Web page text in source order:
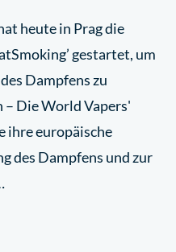
heute in Prag die
gestartet, um
Dampfens zu
– Die World Vapers'
ihre europäische
des Dampfens und zur